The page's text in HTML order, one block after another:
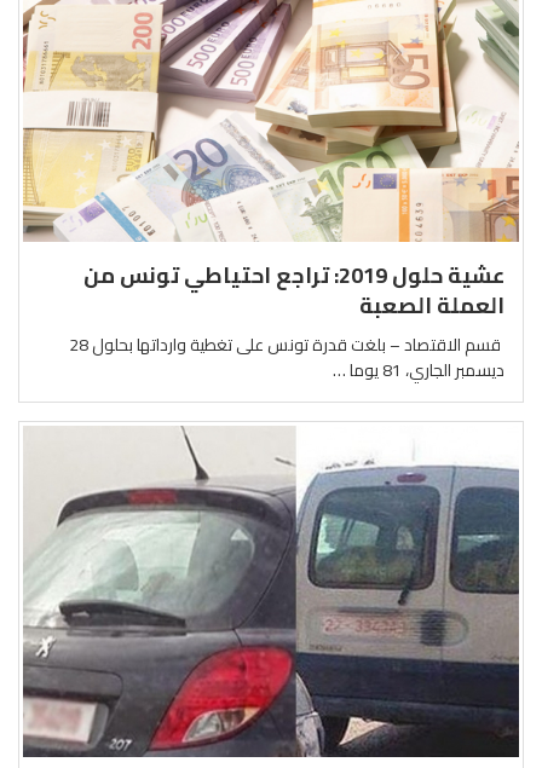
عشية حلول 2019: تراجع احتياطي تونس من
العملة الصعبة
قسم الاقتصاد – بلغت قدرة تونس على تغطية وارداتها بحلول 28
ديسمبر الجاري، 81 يوما …